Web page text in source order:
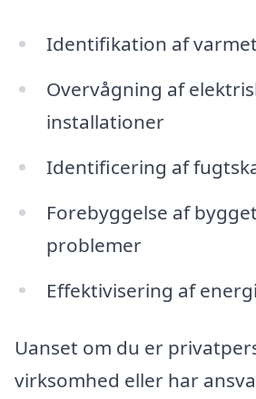
Identifikation af
Overvågning af
installationer
Identificering af
Forebyggelse af
problemer
Effektivisering af
Uanset om du er
virksomhed eller har